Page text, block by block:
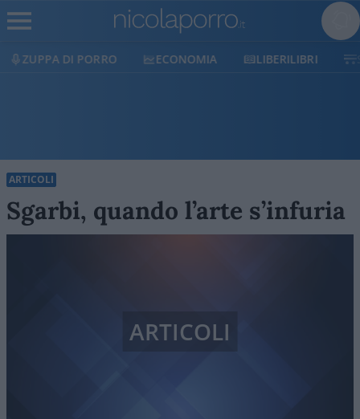
ECONOMIA LIBERILIBRI SHOP SOSTIENICI
ARTICOLI
Sgarbi, quando l’arte s’infuria
ARTICOLI